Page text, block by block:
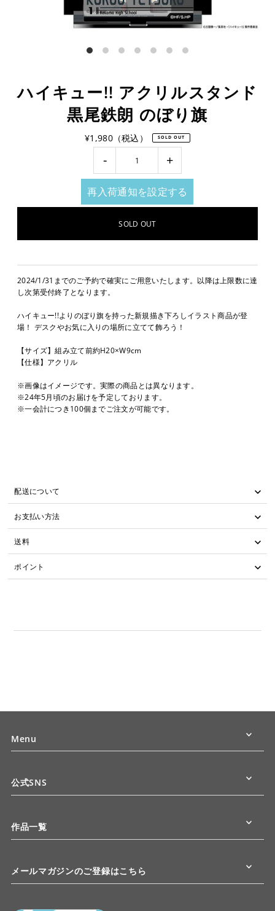
ハイキュー!! アクリルスタンド
黒尾鉄朗 のぼり旗
¥1,980（税込） SOLD OUT
- +
再入荷通知を設定する
2024/1/31までのご予約で確実にご用意いたします。以降は上限数に達
し次第受付終了となります。
ハイキュー!!よりのぼり旗を持った新規描き下ろしイラスト商品が登
場！ デスクやお気に入りの場所に立てて飾ろう！
【サイズ】組み立て前約H20×W9cm
【仕様】アクリル
※画像はイメージです。実際の商品とは異なります。
※24年5月頃のお届けを予定しております。
※一会計につき100個までご注文が可能です。
配送について
お支払い方法
送料
ポイント
Menu
公式SNS
作品一覧
メールマガジンのご登録はこちら